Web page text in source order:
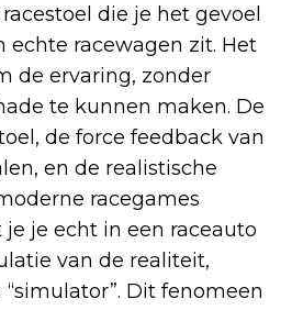
die je het gevoel
echte racewagen zit. Het
de ervaring, zonder
te kunnen maken. De
de force feedback van
en de realistische
racegames
je echt in een raceauto
van de realiteit,
Dit fenomeen